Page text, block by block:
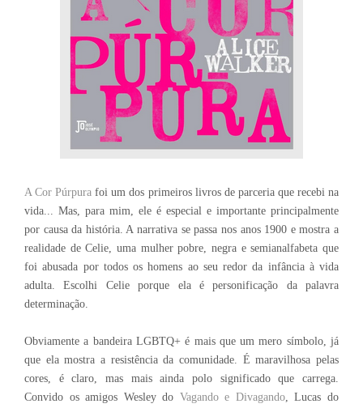
A Cor Púrpura foi um dos primeiros livros de parceria que recebi na
vida... Mas, para mim, ele é especial e importante principalmente
por causa da história. A narrativa se passa nos anos 1900 e mostra a
realidade de Celie, uma mulher pobre, negra e semianalfabeta que
foi abusada por todos os homens ao seu redor da infância à vida
adulta. Escolhi Celie porque ela é personificação da palavra
determinação.
Obviamente a bandeira LGBTQ+ é mais que um mero símbolo, já
que ela mostra a resistência da comunidade. É maravilhosa pelas
cores, é claro, mas mais ainda polo significado que carrega.
Convido os amigos Wesley do Vagando e Divagando, Lucas do